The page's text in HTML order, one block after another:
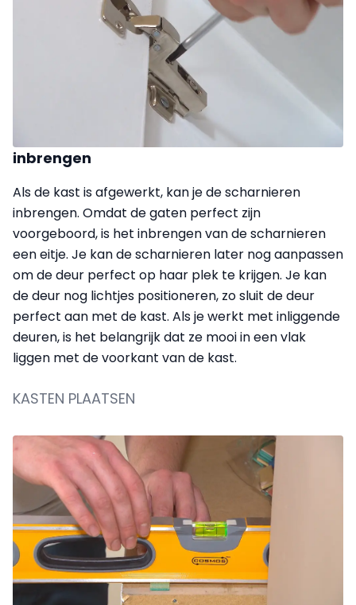
inbrengen
Als de kast is afgewerkt, kan je de scharnieren
inbrengen. Omdat de gaten perfect zijn
voorgeboord, is het inbrengen van de scharnieren
een eitje. Je kan de scharnieren later nog aanpassen
om de deur perfect op haar plek te krijgen. Je kan
de deur nog lichtjes positioneren, zo sluit de deur
perfect aan met de kast. Als je werkt met inliggende
deuren, is het belangrijk dat ze mooi in een vlak
liggen met de voorkant van de kast.
KASTEN PLAATSEN